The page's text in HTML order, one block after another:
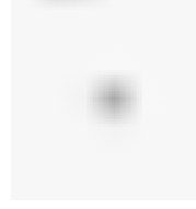
điểm nhấn mạnh mẽ
tối ưu cho việc phát
Phần thùng loa được
sự chắc chắn và độ